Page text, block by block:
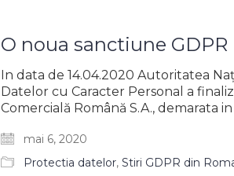
O noua sanctiune GDPR
In data de 14.04.2020 Autoritatea
Datelor cu Caracter Personal a
Comercială Română S.A., demarata
mai 6, 2020
Protectia datelor, Stiri GDPR din